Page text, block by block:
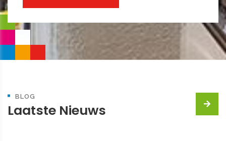
BLOG
Laatste Nieuws